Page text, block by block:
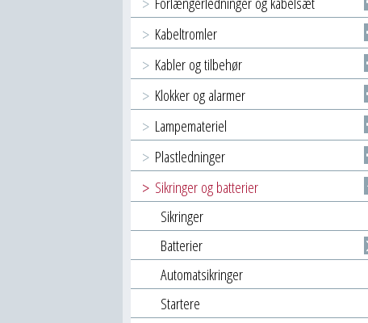
Kabeltromler
Kabler og tilbehør
Klokker og alarmer
Lampemateriel
Plastledninger
Sikringer og batterier
Sikringer
Batterier
Automatsikringer
Startere